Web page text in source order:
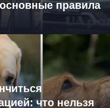
правила
что нельзя